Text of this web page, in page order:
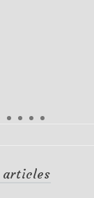
articles